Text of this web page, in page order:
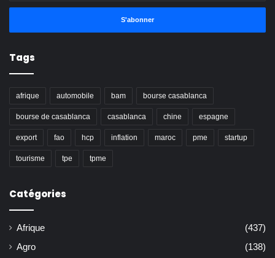
adresse
Tags
afrique automobile bam bourse casablanca
bourse de casablanca casablanca chine espagne
export fao hcp inflation maroc pme startup
tourisme tpe tpme
Catégories
Afrique
(437)
Agro
(138)